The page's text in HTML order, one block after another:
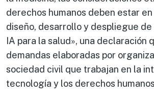
derechos humanos deben estar
diseño, desarrollo y despliegue
IA para la salud», una declaración
demandas elaboradas por
sociedad civil que trabajan en la
tecnología y los derechos